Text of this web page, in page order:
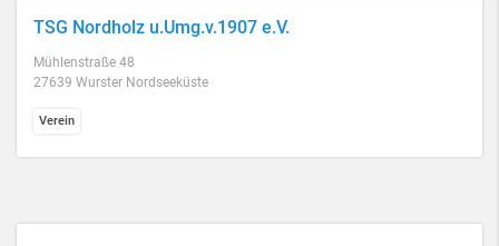
TSG Nordholz u.Umg.v.1907 e.V.
Mühlenstraße 48
27639 Wurster Nordseeküste
Verein